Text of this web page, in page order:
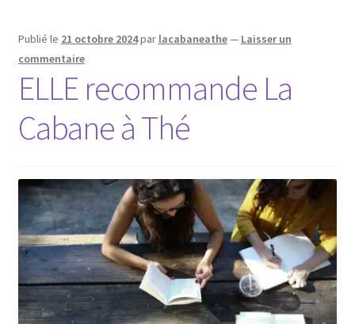
Publié le 21 octobre 2024par lacabaneathe— Laisser un
commentaire
ELLE recommande La
Cabane à Thé